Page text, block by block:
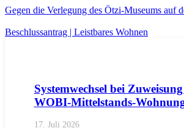
Gegen die Verlegung des Ötzi-Museums auf
Beschlussantrag | Leistbares Wohnen
Systemwechsel bei
WOBI-Mittelstands-
17. Juli 2026